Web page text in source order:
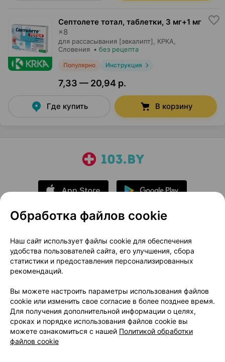
Септолете тотал, таблетки, 3 мг+1 мг
×8
для рассасывания [эвкалипт], КРКА,
Словения • без рецепта
Популярно Инструкция
7,33 — 20,94 р.
Где купить В корзину
О проекте
Новости проекта
Размещение рекламы
Медицинский маркетинг
Публичный договор
Доставка
Способы оплаты
Вакансии
Партнеры
Написать руководителю 103.by
Написать в поддержку
Персональные настройки Cookie
Обработка файлов cookie
Наш сайт использует файлы cookie для обеспечения
удобства пользователей сайта, его улучшения, сбора
статистики и предоставления персонализированных
рекомендаций.
Вы можете настроить параметры использования файлов
cookie или изменить свое согласие в более позднее время.
Для получения дополнительной информации о целях,
сроках и порядке использования файлов cookie вы
можете ознакомиться с нашей Политикой обработки
файлов cookie